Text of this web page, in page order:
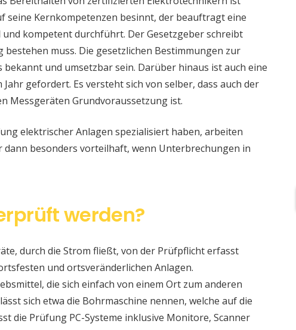
seine Kernkompetenzen besinnt, der beauftragt eine
und kompetent durchführt. Der Gesetzgeber schreibt
muss. Die gesetzlichen Bestimmungen zur
und umsetzbar sein. Darüber hinaus ist auch eine
gefordert. Es versteht sich von selber, dass auch der
Messgeräten Grundvoraussetzung ist.
elektrischer Anlagen spezialisiert haben, arbeiten
dann besonders vorteilhaft, wenn Unterbrechungen in
werden?
durch die Strom fließt, von der Prüfpflicht erfasst
und ortsveränderlichen Anlagen.
die sich einfach von einem Ort zum anderen
sich etwa die Bohrmaschine nennen, welche auf die
die Prüfung PC-Systeme inklusive Monitore, Scanner